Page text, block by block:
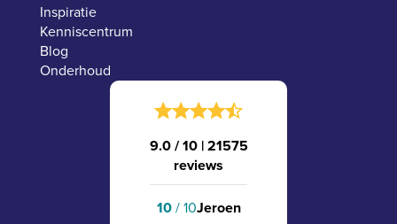
Inspiratie
Kenniscentrum
Blog
Onderhoud
9.0 / 10 |21575
reviews
10/ 10Jeroen